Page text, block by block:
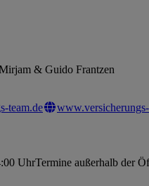
& Guido Frantzen
team.de
UhrTermine außerhalb der